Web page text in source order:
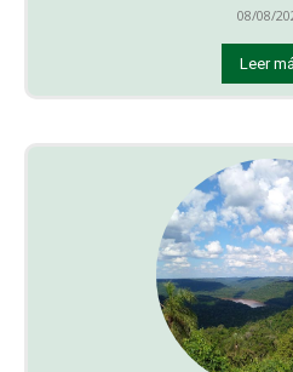
08/08/
Leer